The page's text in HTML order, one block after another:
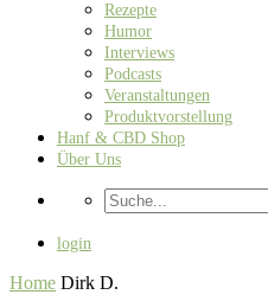
Rezepte
Humor
Interviews
Podcasts
Veranstaltungen
Produktvorstellung
Hanf & CBD Shop
Über Uns
login
Home Dirk D.